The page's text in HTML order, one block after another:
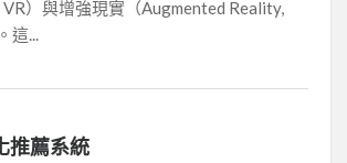
）與增強現實（Augmented Reality,
...
推薦系統